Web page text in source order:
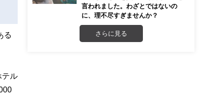
る
テル
言われました。わざとではないの
に、理不尽すぎませんか？
さらに見る